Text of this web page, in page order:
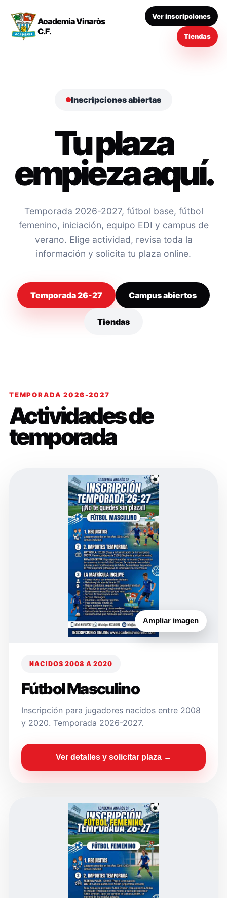
Academia Vinaròs
C.F.
Ver inscripciones
Tiendas
Inscripciones abiertas
Tu plaza
empieza aquí.
Temporada 2026-2027, fútbol base, fútbol
femenino, iniciación, equipo EDI y campus de
verano. Elige actividad, revisa toda la
información y solicita tu plaza online.
Temporada 26-27 Campus abiertos
Tiendas
TEMPORADA 2026-2027
Actividades de
temporada
Ampliar imagen
NACIDOS 2008 A 2020
Fútbol Masculino
Inscripción para jugadores nacidos entre 2008
y 2020. Temporada 2026-2027.
Ver detalles y solicitar plaza →